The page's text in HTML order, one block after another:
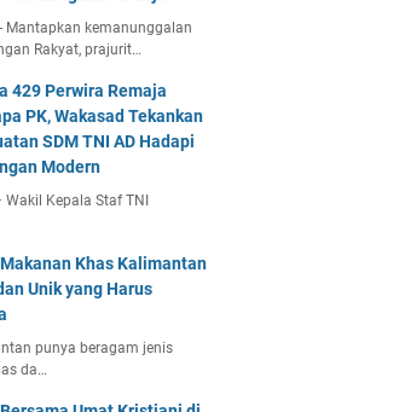
Mantapkan kemanunggalan
Rakyat, prajurit…
429 Perwira Remaja
PK, Wakasad Tekankan
SDM TNI AD Hadapi
Modern
Kepala Staf TNI
Khas Kalimantan
Unik yang Harus
punya beragam jenis
da…